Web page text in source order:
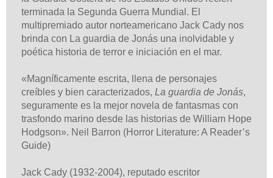
terminada la Segunda Guerra Mundial. El
multipremiado autor norteamericano Jack Cady nos
brinda con La guardia de Jonás una inolvidable y
poética historia de terror e iniciación en el mar.
«Magníficamente escrita, llena de personajes
creíbles y bien caracterizados, La guardia de Jonás,
seguramente es la mejor novela de fantasmas con
trasfondo marino desde las historias de William Hope
Hodgson». Neil Barron (Horror Literature: A Reader’s
Guide)
Jack Cady (1932-2004), reputado escritor